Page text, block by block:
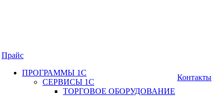
Прайс
ПРОГРАММЫ 1С
СЕРВИСЫ 1С
ТОРГОВОЕ ОБОРУДОВАНИЕ
Контакты